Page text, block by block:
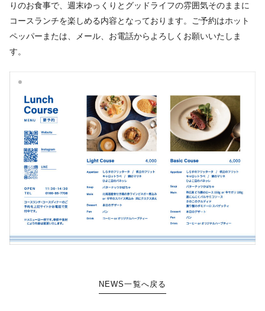
りのお食事で、週末ゆっくりとグッドライフの雰囲気そのままに
コースランチを楽しめる内容となっております。ご予約はホット
ペッパーまたは、メール、お電話からよろしくお願いいたしま
す。
NEWS一覧へ戻る